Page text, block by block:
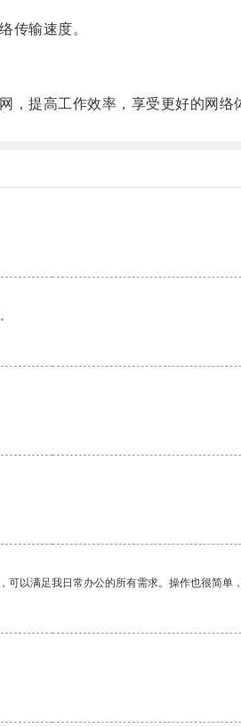
传输速度。
提高工作效率，享受更好的网络
以满足我日常办公的所有需求。操作也很简单